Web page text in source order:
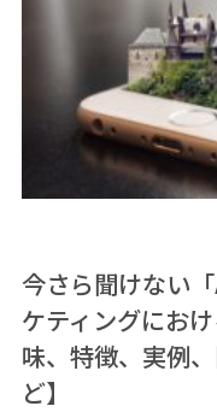
今さら聞けない
ケティングにお
味、特徴、実例
ど】